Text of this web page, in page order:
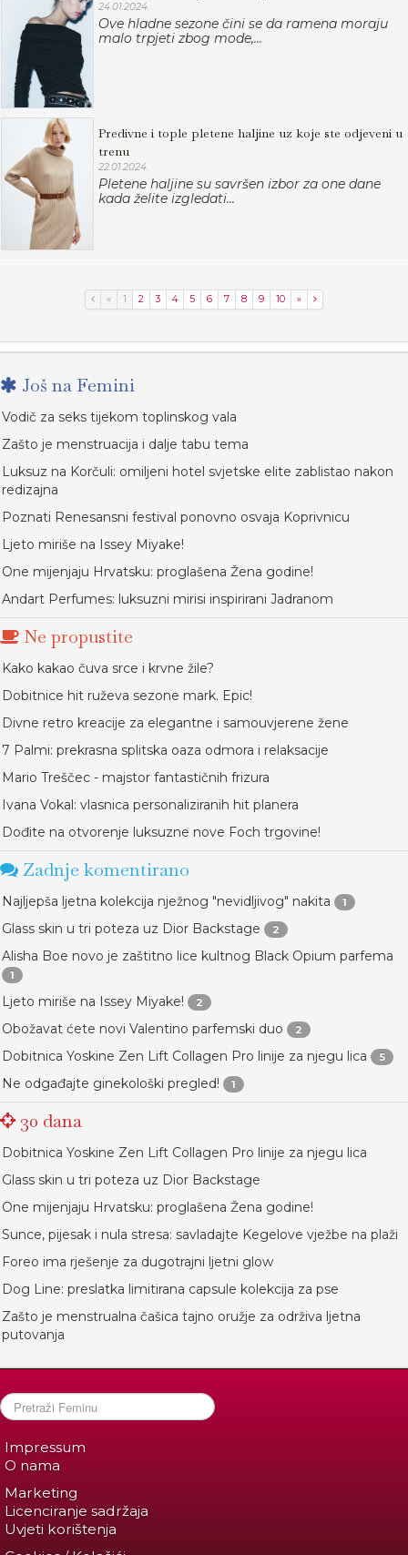
24.01.2024.
Ove hladne sezone čini se da ramena moraju
malo trpjeti zbog mode,...
Predivne i tople pletene haljine uz koje ste odjeveni u
trenu
22.01.2024.
Pletene haljine su savršen izbor za one dane
kada želite izgledati...
« 1 2 3 4 5 6 7 8 9 10 »
Još na Femini
Vodič za seks tijekom toplinskog vala
Zašto je menstruacija i dalje tabu tema
Luksuz na Korčuli: omiljeni hotel svjetske elite zablistao nakon
redizajna
Poznati Renesansni festival ponovno osvaja Koprivnicu
Ljeto miriše na Issey Miyake!
One mijenjaju Hrvatsku: proglašena Žena godine!
Andart Perfumes: luksuzni mirisi inspirirani Jadranom
Ne propustite
Kako kakao čuva srce i krvne žile?
Dobitnice hit ruževa sezone mark. Epic!
Divne retro kreacije za elegantne i samouvjerene žene
7 Palmi: prekrasna splitska oaza odmora i relaksacije
Mario Treščec - majstor fantastičnih frizura
Ivana Vokal: vlasnica personaliziranih hit planera
Dođite na otvorenje luksuzne nove Foch trgovine!
Zadnje komentirano
Najljepša ljetna kolekcija nježnog "nevidljivog" nakita 1
Glass skin u tri poteza uz Dior Backstage 2
Alisha Boe novo je zaštitno lice kultnog Black Opium parfema
1
Ljeto miriše na Issey Miyake! 2
Obožavat ćete novi Valentino parfemski duo 2
Dobitnica Yoskine Zen Lift Collagen Pro linije za njegu lica 5
Ne odgađajte ginekološki pregled! 1
30 dana
Dobitnica Yoskine Zen Lift Collagen Pro linije za njegu lica
Glass skin u tri poteza uz Dior Backstage
One mijenjaju Hrvatsku: proglašena Žena godine!
Sunce, pijesak i nula stresa: savladajte Kegelove vježbe na plaži
Foreo ima rješenje za dugotrajni ljetni glow
Dog Line: preslatka limitirana capsule kolekcija za pse
Zašto je menstrualna čašica tajno oružje za održiva ljetna
putovanja
Impressum
O nama
Marketing
Licenciranje sadržaja
Uvjeti korištenja